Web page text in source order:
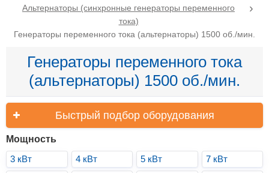
Альтернаторы (синхронные генераторы переменного
тока)
Генераторы переменного тока (альтернаторы) 1500 об./мин.
Генераторы переменного тока
(альтернаторы) 1500 об./мин.
Быстрый подбор оборудования
Мощность
3 кВт
4 кВт 5 кВт
7 кВт